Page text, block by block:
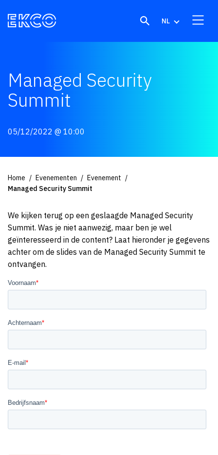
NL
Managed Security
Summit
05/12/2022 @ 10:00
Home Evenementen
Evenement
Managed Security Summit
We kijken terug op een geslaagde Managed Security
Summit. Was je niet aanwezig, maar ben je wel
geïnteresseerd in de content? Laat hieronder je gegevens
achter om de slides van de Managed Security Summit te
ontvangen.